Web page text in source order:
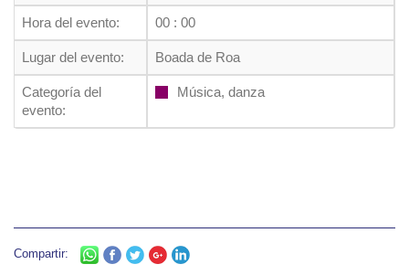
Hora del evento: 00 : 00
Lugar del evento: Boada de Roa
Categoría del
evento:
Música, danza
Compartir: